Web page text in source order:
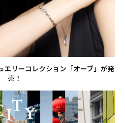
エリーコレクション「オーブ」が発
売！